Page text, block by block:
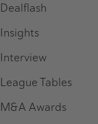
Dealflash
Insights
Interview
League Tables
M&A Awards